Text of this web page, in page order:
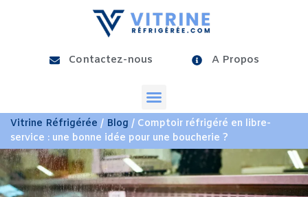
Contactez-nous A Propos
Vitrine Réfrigérée / Blog / Comptoir réfrigéré en libre-
service : une bonne idée pour une boucherie ?